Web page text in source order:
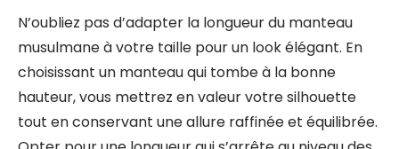
N’oubliez pas d’adapter la longueur du manteau
musulmane à votre taille pour un look élégant. En
choisissant un manteau qui tombe à la bonne
hauteur, vous mettrez en valeur votre silhouette
tout en conservant une allure raffinée et équilibrée.